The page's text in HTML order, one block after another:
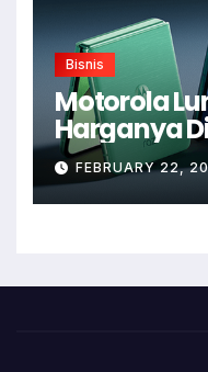
Bisnis
Motorola
Harganya
Juta
FEBRUARY 22,